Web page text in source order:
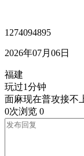
1274094895
2026年07月06日
福建
玩过1分钟
面麻现在普攻接不
0次浏览 0